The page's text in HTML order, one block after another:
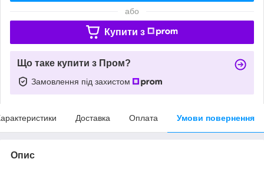
або
Купити з
Що таке купити з Пром?
Замовлення під захистом
Доставка Оплата Умови повернення
Опис